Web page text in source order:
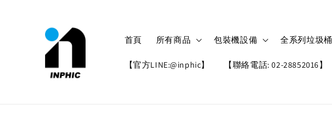
首頁 所有商品 包裝機設備 全系列垃圾桶
【官方LINE:@inphic】 【聯絡電話: 02-28852016】